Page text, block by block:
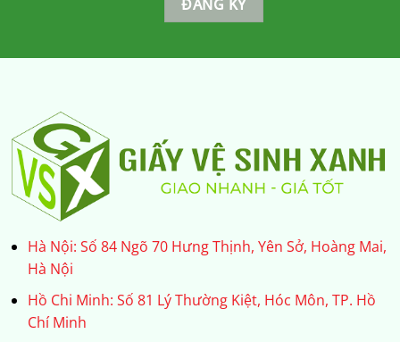
Hà Nội: Số 84 Ngõ 70 Hưng Thịnh, Yên Sở, Hoàng Mai,
Hà Nội
Hồ Chi Minh: Số 81 Lý Thường Kiệt, Hóc Môn, TP. Hồ
Chí Minh